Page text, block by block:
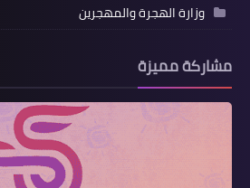
وزارة الهجرة والمهجرين
مشاركة مميزة